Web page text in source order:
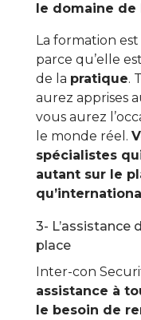
le domaine de
La formation
parce qu’elle
de la pratique.
aurez apprises
vous aurez
le monde réel.
spécialistes
autant sur le
3- L’assistance
place
Inter-con
assistance à
le besoin de